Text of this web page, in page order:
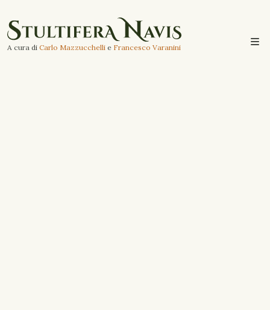
A cura di Carlo Mazzucchelli e Francesco Varanini